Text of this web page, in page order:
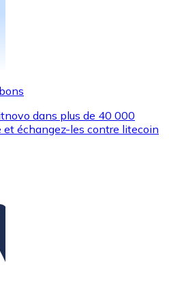
dans plus de 40 000
échangez-les contre litecoin